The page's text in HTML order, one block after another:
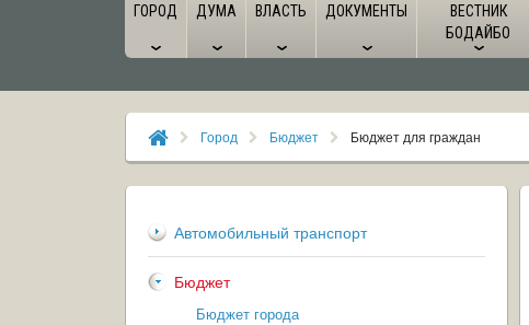
ГОРОД ДУМА ВЛАСТЬ ДОКУМЕНТЫ
ВЕСТНИК
БОДАЙБО
Город Бюджет Бюджет для граждан
Автомобильный транспорт
Бюджет
Бюджет города